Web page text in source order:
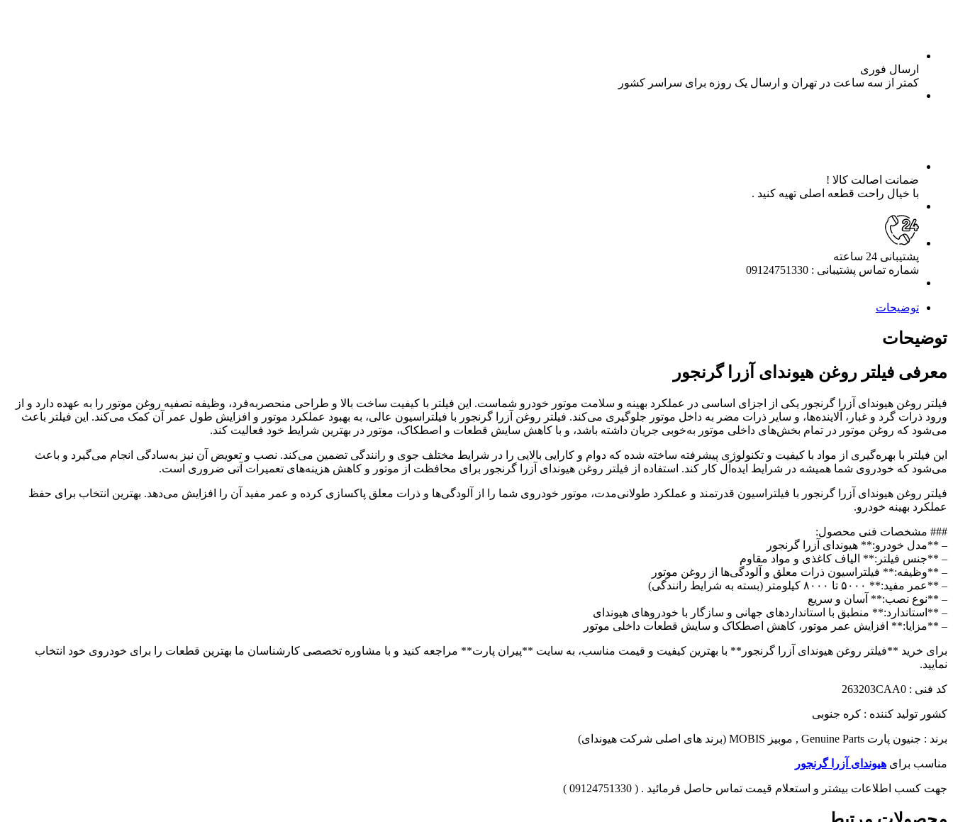
ارسال فوری
کمتر از سه ساعت در تهران و ارسال یک روزه برای سراسر کشور
ضمانت اصالت کالا !
با خیال راحت قطعه اصلی تهیه کنید .
پشتیبانی 24 ساعته
شماره تماس پشتیبانی : 09124751330
توضیحات
توضیحات
معرفی فیلتر روغن هیوندای آزرا گرنجور
فیلتر روغن هیوندای آزرا گرنجور یکی از اجزای اساسی در عملکرد بهینه و سلامت موتور خودرو شماست. این فیلتر با کیفیت ساخت بالا و طراحی منحصربه‌فرد، وظیفه‌ تصفیه روغن موتور را به عهده دارد و از
ورود ذرات گرد و غبار، آلاینده‌ها، و سایر ذرات مضر به داخل موتور جلوگیری می‌کند. فیلتر روغن آزرا گرنجور با فیلتراسیون عالی، به بهبود عملکرد موتور و افزایش طول عمر آن کمک می‌کند. این فیلتر باعث
می‌شود که روغن موتور در تمام بخش‌های داخلی موتور به‌خوبی جریان داشته باشد، و با کاهش سایش قطعات و اصطکاک، موتور در بهترین شرایط خود فعالیت کند.
این فیلتر با بهره‌گیری از مواد با کیفیت و تکنولوژی پیشرفته ساخته شده که دوام و کارایی بالایی را در شرایط مختلف جوی و رانندگی تضمین می‌کند. نصب و تعویض آن نیز به‌سادگی انجام می‌گیرد و باعث
می‌شود که خودروی شما همیشه در شرایط ایده‌آل کار کند. استفاده از فیلتر روغن هیوندای آزرا گرنجور برای محافظت از موتور و کاهش هزینه‌های تعمیرات آتی ضروری است.
فیلتر روغن هیوندای آزرا گرنجور با فیلتراسیون قدرتمند و عملکرد طولانی‌مدت، موتور خودروی شما را از آلودگی‌ها و ذرات معلق پاکسازی کرده و عمر مفید آن را افزایش می‌دهد. بهترین انتخاب برای حفظ
عملکرد بهینه خودرو.
### مشخصات فنی محصول:
– **مدل خودرو:** هیوندای آزرا گرنجور
– **جنس فیلتر:** الیاف کاغذی و مواد مقاوم
– **وظیفه:** فیلتراسیون ذرات معلق و آلودگی‌ها از روغن موتور
– **عمر مفید:** ۵۰۰۰ تا ۸۰۰۰ کیلومتر (بسته به شرایط رانندگی)
– **نوع نصب:** آسان و سریع
– **استاندارد:** منطبق با استانداردهای جهانی و سازگار با خودروهای هیوندای
– **مزایا:** افزایش عمر موتور، کاهش اصطکاک و سایش قطعات داخلی موتور
برای خرید **فیلتر روغن هیوندای آزرا گرنجور** با بهترین کیفیت و قیمت مناسب، به سایت **پیران پارت** مراجعه کنید و با مشاوره تخصصی کارشناسان ما بهترین قطعات را برای خودروی خود انتخاب
نمایید.
کد فنی : 263203CAA0
کشور تولید کننده : کره جنوبی
برند : جنیون پارت Genuine Parts , موبیز MOBIS (برند های اصلی شرکت هیوندای)
مناسب برای هیوندای آزرا گرنجور
جهت کسب اطلاعات بیشتر و استعلام قیمت تماس حاصل فرمائید . ( 09124751330 )